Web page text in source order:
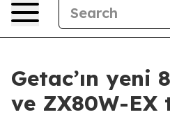
Getac’ın yeni
ve ZX80W-